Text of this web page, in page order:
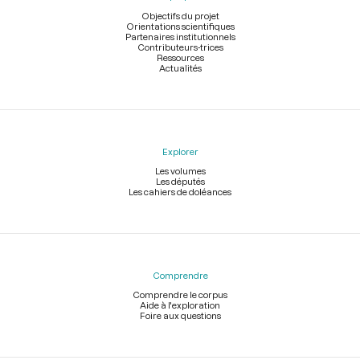
Objectifs du projet
Orientations scientifiques
Partenaires institutionnels
Contributeurs-trices
Ressources
Actualités
Explorer
Les volumes
Les députés
Les cahiers de doléances
Comprendre
Comprendre le corpus
Aide à l'exploration
Foire aux questions